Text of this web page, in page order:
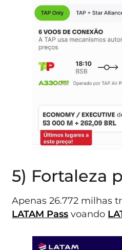
5) Fortaleza
Apenas 26.772 milhas
LATAM Pass voando